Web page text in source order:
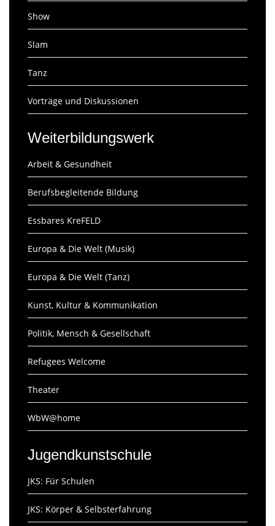
Show
Slam
Tanz
Vorträge und Diskussionen
Weiterbildungswerk
Arbeit & Gesundheit
Berufsbegleitende Bildung
Essbares KreFELD
Europa & Die Welt (Musik)
Europa & Die Welt (Tanz)
Kunst, Kultur & Kommunikation
Politik, Mensch & Gesellschaft
Refugees Welcome
Theater
WbW@home
Jugendkunstschule
JKS: Für Schulen
JKS: Körper & Selbsterfahrung